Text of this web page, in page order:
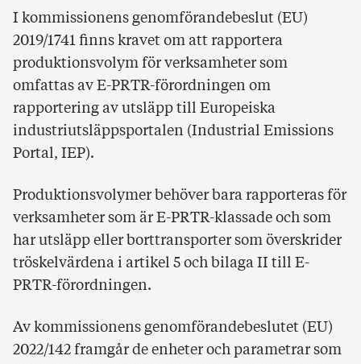
I kommissionens genomförandebeslut (EU)
2019/1741 finns kravet om att rapportera
produktionsvolym för verksamheter som
omfattas av E-PRTR-förordningen om
rapportering av utsläpp till Europeiska
industriutsläppsportalen (Industrial Emissions
Portal, IEP).
Produktionsvolymer behöver bara rapporteras för
verksamheter som är E-PRTR-klassade och som
har utsläpp eller borttransporter som överskrider
tröskelvärdena i artikel 5 och bilaga II till E-
PRTR-förordningen.
Av kommissionens genomförandebeslutet (EU)
2022/142 framgår de enheter och parametrar som